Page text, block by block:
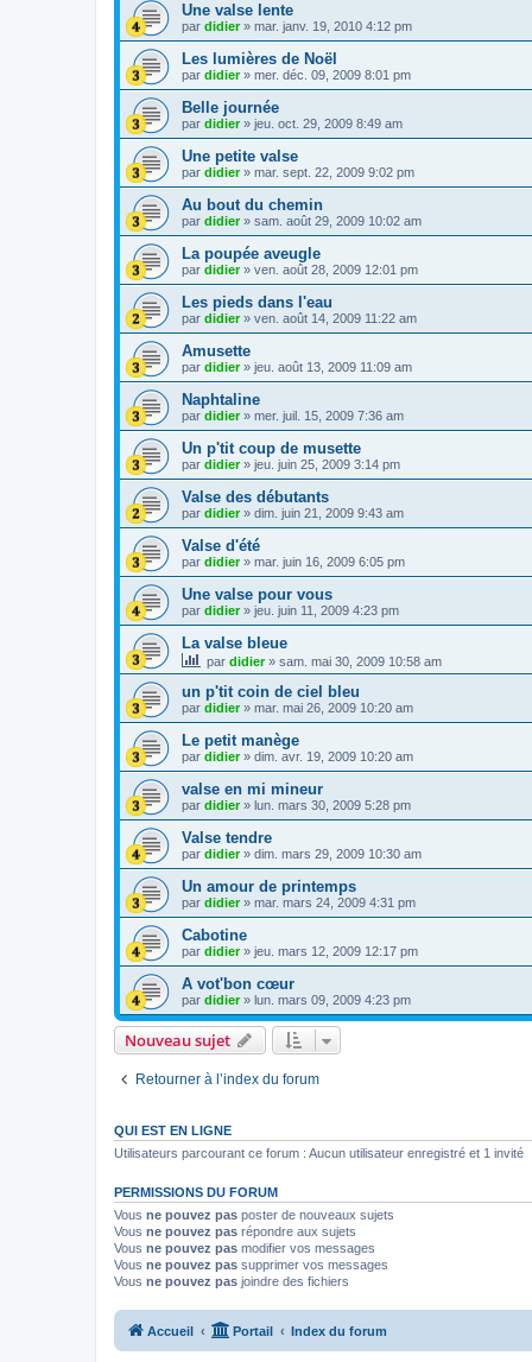
Une valse lente
par didier» mar. janv. 19, 2010 4:12 pm
Les lumières de Noël
par didier» mer. déc. 09, 2009 8:01 pm
Belle journée
par didier» jeu. oct. 29, 2009 8:49 am
Une petite valse
par didier» mar. sept. 22, 2009 9:02 pm
Au bout du chemin
par didier» sam. août 29, 2009 10:02 am
La poupée aveugle
par didier» ven. août 28, 2009 12:01 pm
Les pieds dans l'eau
par didier» ven. août 14, 2009 11:22 am
Amusette
par didier» jeu. août 13, 2009 11:09 am
Naphtaline
par didier» mer. juil. 15, 2009 7:36 am
Un p'tit coup de musette
par didier» jeu. juin 25, 2009 3:14 pm
Valse des débutants
par didier» dim. juin 21, 2009 9:43 am
Valse d'été
par didier» mar. juin 16, 2009 6:05 pm
Une valse pour vous
par didier» jeu. juin 11, 2009 4:23 pm
La valse bleue
par didier» sam. mai 30, 2009 10:58 am
un p'tit coin de ciel bleu
par didier» mar. mai 26, 2009 10:20 am
Le petit manège
par didier» dim. avr. 19, 2009 10:20 am
valse en mi mineur
par didier» lun. mars 30, 2009 5:28 pm
Valse tendre
par didier» dim. mars 29, 2009 10:30 am
Un amour de printemps
par didier» mar. mars 24, 2009 4:31 pm
Cabotine
par didier» jeu. mars 12, 2009 12:17 pm
A vot'bon cœur
par didier» lun. mars 09, 2009 4:23 pm
Nouveau sujet
Retourner à l’index du forum
QUI EST EN LIGNE
Utilisateurs parcourant ce forum : Aucun utilisateur enregistré et 1 invité
PERMISSIONS DU FORUM
Vous ne pouvez pas poster de nouveaux sujets
Vous ne pouvez pas répondre aux sujets
Vous ne pouvez pas modifier vos messages
Vous ne pouvez pas supprimer vos messages
Vous ne pouvez pas joindre des fichiers
Accueil Portail Index du forum